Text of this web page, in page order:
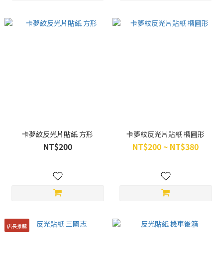
卡夢紋反光片貼紙 方形
NT$200
卡夢紋反光片貼紙 橢圓形
NT$200 ~ NT$380
店長推薦